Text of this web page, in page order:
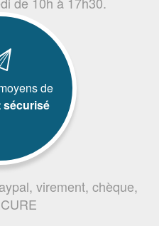
de
sécurisé
virement, chèque,